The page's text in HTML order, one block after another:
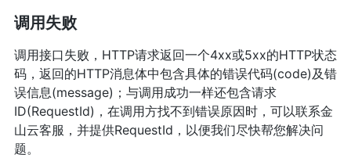
调用失败
调用接口失败，HTTP请求返回一个4xx或5xx的HTTP状态
码，返回的HTTP消息体中包含具体的错误代码(code)及错
误信息(message)；与调用成功一样还包含请求
ID(RequestId)，在调用方找不到错误原因时，可以联系金
山云客服，并提供RequestId，以便我们尽快帮您解决问
题。